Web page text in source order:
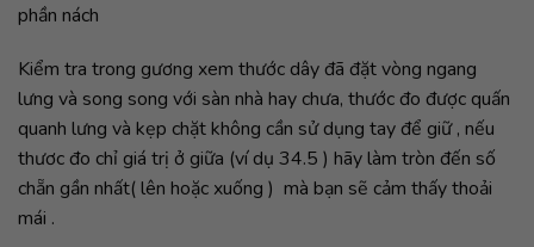
phần nách
Kiểm tra trong gương xem thước dây đã đặt vòng ngang
lưng và song song với sàn nhà hay chưa, thước đo được quấn
quanh lưng và kẹp chặt không cần sử dụng tay để giữ , nếu
thươc đo chỉ giá trị ở giữa (ví dụ 34.5 ) hãy làm tròn đến số
chẵn gần nhất( lên hoặc xuống ) mà bạn sẽ cảm thấy thoải
mái .